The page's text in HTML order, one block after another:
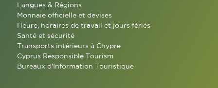
Langues & Régions
Monnaie officielle et devises
Heure, horaires de travail et jours fériés
Santé et sécurité
Transports intérieurs à Chypre
Cyprus Responsible Tourism
Bureaux d'Information Touristique